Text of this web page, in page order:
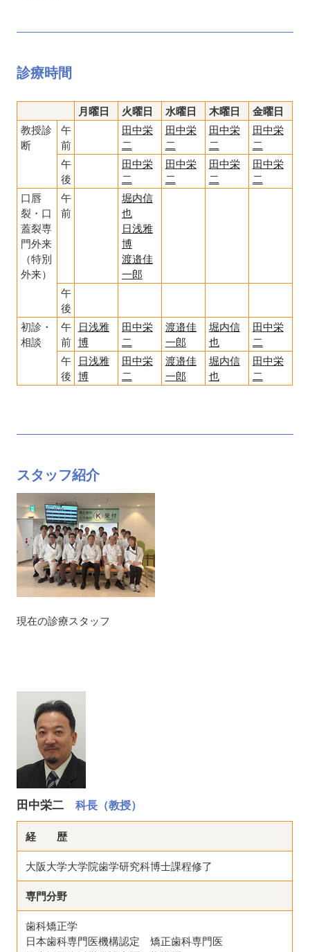
診療時間
月曜日 火曜日 水曜日 木曜日 金曜日
教授診
断
午
前
田中栄
二
田中栄
二
田中栄
二
田中栄
二
午
後
田中栄
二
田中栄
二
田中栄
二
田中栄
二
口唇
裂・口
蓋裂専
門外来
（特別
外来）
午
前
堀内信
也
日浅雅
博
渡邉佳
一郎
午
後
初診・
相談
午
前
日浅雅
博
田中栄
二
渡邉佳
一郎
堀内信
也
田中栄
二
午
後
日浅雅
博
田中栄
二
渡邉佳
一郎
堀内信
也
田中栄
二
スタッフ紹介
現在の診療スタッフ
田中栄二科長（教授）
経 歴
大阪大学大学院歯学研究科博士課程修了
専門分野
歯科矯正学
日本歯科専門医機構認定 矯正歯科専門医